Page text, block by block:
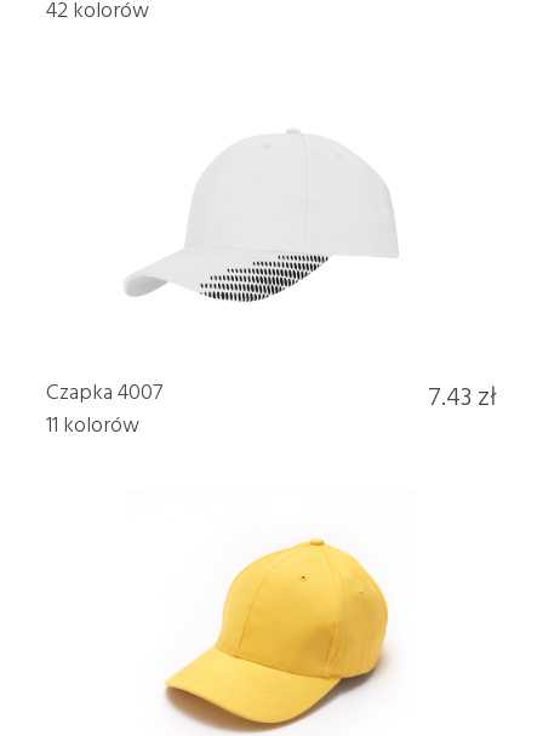
42 kolorów
Czapka 4007
11 kolorów
7.43 zł